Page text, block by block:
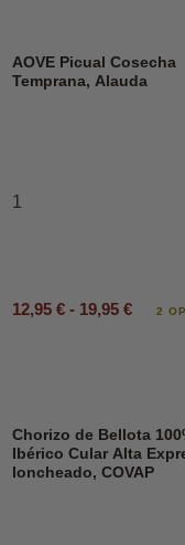
AOVE Picual Cosecha
Temprana, Alauda
1
12,95 € - 19,95 € 2
Chorizo de Bellota
Ibérico Cular Alta
loncheado, COVAP